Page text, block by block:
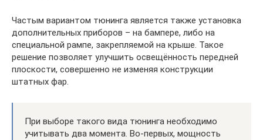
Частым вариантом тюнинга является также установка
дополнительных приборов – на бампере, либо на
специальной рампе, закрепляемой на крыше. Такое
решение позволяет улучшить освещённость передней
плоскости, совершенно не изменяя конструкции
штатных фар.
При выборе такого вида тюнинга необходимо
учитывать два момента. Во-первых, мощность